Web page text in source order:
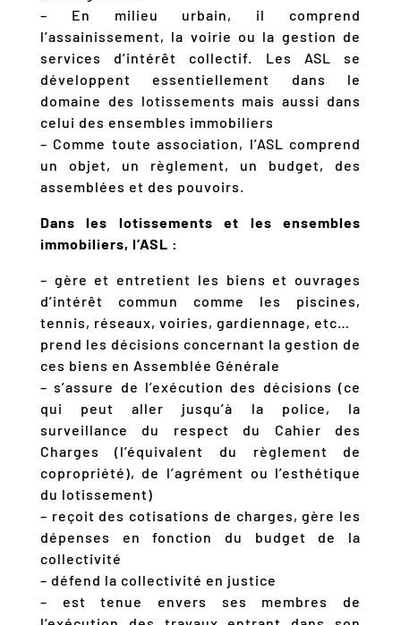
– En milieu urbain, il comprend
l’assainissement, la voirie ou la gestion de
services d’intérêt collectif. Les ASL se
développent essentiellement dans le
domaine des lotissements mais aussi dans
celui des ensembles immobiliers
– Comme toute association, l’ASL comprend
un objet, un règlement, un budget, des
assemblées et des pouvoirs.
Dans les lotissements et les ensembles
immobiliers, l’ASL :
– gère et entretient les biens et ouvrages
d’intérêt commun comme les piscines,
tennis, réseaux, voiries, gardiennage, etc…
prend les décisions concernant la gestion de
ces biens en Assemblée Générale
– s’assure de l’exécution des décisions (ce
qui peut aller jusqu’à la police, la
surveillance du respect du Cahier des
Charges (l’équivalent du règlement de
copropriété), de l’agrément ou l’esthétique
du lotissement)
– reçoit des cotisations de charges, gère les
dépenses en fonction du budget de la
collectivité
– défend la collectivité en justice
– est tenue envers ses membres de